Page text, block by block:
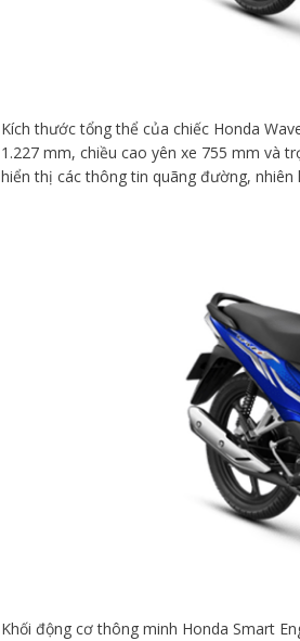
Kích thước tổng thể của chiếc Honda
1.227 mm, chiều cao yên xe 755 mm và
hiển thị các thông tin quãng đường,
Khối động cơ thông minh Honda Smart